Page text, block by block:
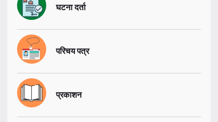
घटना दर्ता
परिचय पत्र
प्रकाशन